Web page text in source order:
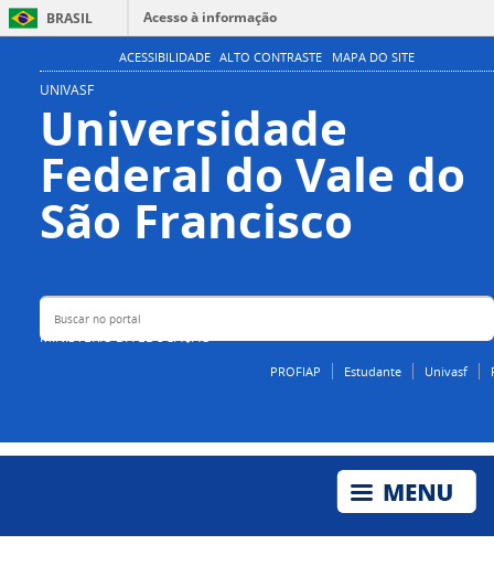
BRASIL
Acesso à informação
Participe
Canais
ACESSIBILIDADE ALTO CONTRASTE MAPA DO SITE
UNIVASF
Universidade
Federal do Vale do
São Francisco
MINISTÉRIO DA EDUCAÇÃO
Buscar no portal
PROFIAP Estudante Univasf